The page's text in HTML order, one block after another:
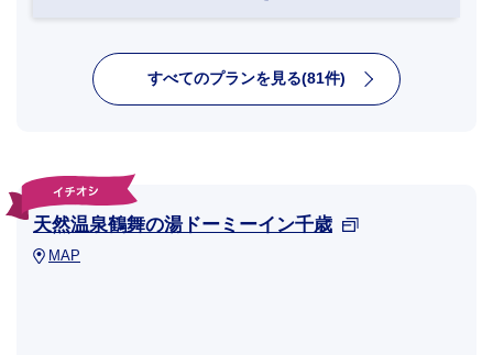
すべてのプランを見る(81件)
天然温泉鶴舞の湯ドーミーイン千歳
MAP